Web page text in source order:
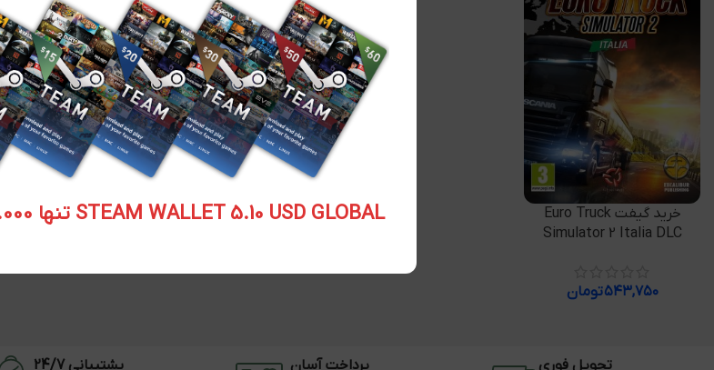
STEAM WALLET 5.10 USD GLOBAL تنها 288.000 تومان تحویل آنی افزودن به سبد خریدخرید گیفت Euro Truck
Simulator 2 Italia DLC
۵۴۳,۷۵۰تومان
تحویل فوری پرداخت آسان پشتیبانی 24/7